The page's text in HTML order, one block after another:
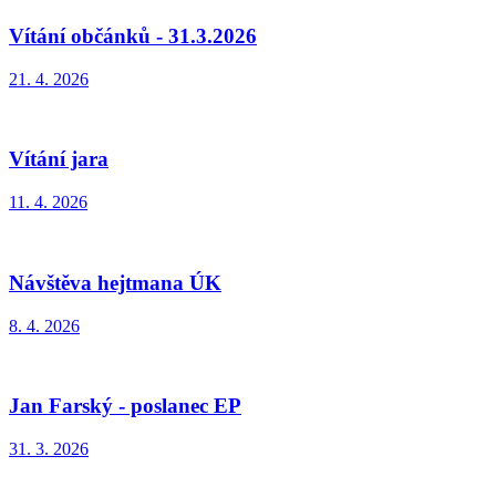
Vítání občánků - 31.3.2026
21. 4. 2026
Vítání jara
11. 4. 2026
Návštěva hejtmana ÚK
8. 4. 2026
Jan Farský - poslanec EP
31. 3. 2026